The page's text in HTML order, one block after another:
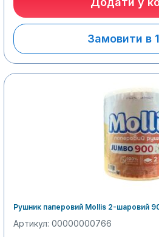
Замовити в
Рушник паперовий Mollis 2-шаровий
Артикул: 00000000766